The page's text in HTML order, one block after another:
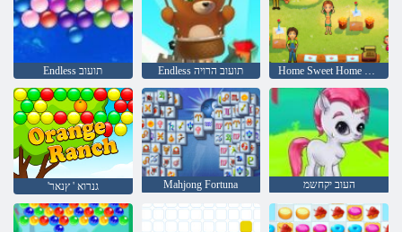
Endless תועוב Endless תועוב הרויה Home Sweet Home ילימא םיעטה
'גנרוא ' ץנאר Mahjong Fortuna העוב יקחשמ